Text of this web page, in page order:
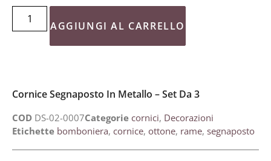
AGGIUNGI AL CARRELLO
Cornice Segnaposto In Metallo – Set Da 3
COD DS-02-0007Categorie cornici, Decorazioni
Etichette bomboniera, cornice, ottone, rame, segnaposto